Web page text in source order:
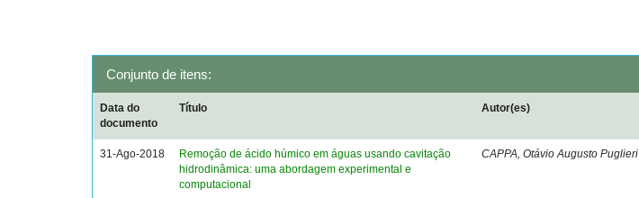
Conjunto de itens:
Data do
documento
Título Autor(es)
31-Ago-2018
Remoção de ácido húmico em águas usando cavitação
hidrodinâmica: uma abordagem experimental e
computacional
CAPPA, Otávio Augusto Puglieri